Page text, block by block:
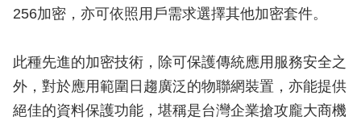
256加密，亦可依照用戶需求選擇其他加密套件。
此種先進的加密技術，除可保護傳統應用服務安全之
外，對於應用範圍日趨廣泛的物聯網裝置，亦能提供
絕佳的資料保護功能，堪稱是台灣企業搶攻龐大商機